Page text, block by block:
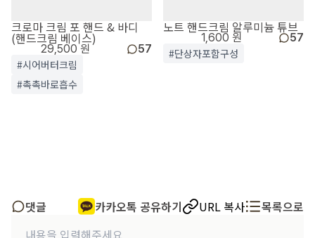
크로마 크림 포 핸드 & 바디
(핸드크림 베이스)
29,500 원 57
#시어버터크림
#촉촉바로흡수
노트 핸드크림 알루미늄 튜브
1,600 원 57
#단상자포함구성
댓글 카카오톡 공유하기 URL 복사 목록으로